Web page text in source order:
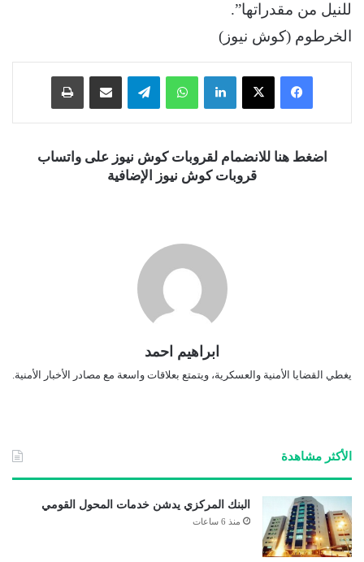
للنيل من مقدراتها”.
الخرطوم (كوش نيوز)
فيسبوك ‫X لينكدإن واتساب تيلقرام
اضغط هنا للانضمام لقروبات كوش نيوز على واتساب
قروبات كوش نيوز الإضافية
ابراهيم احمد
يغطي القضايا الأمنية والعسكرية، ويتمتع بعلاقات واسعة مع مصادر الأخبار الأمنية.
الأكثر مشاهدة
البنك المركزي يدشن خدمات المحول القومي
منذ 6 ساعات